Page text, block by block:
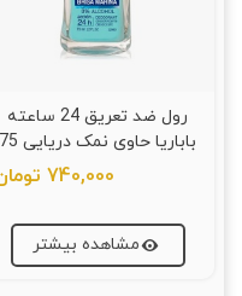
رول ضد تعریق 24 ساعته
باباریا حاوی نمک دریایی 75
میلی لیتر
740,000 تومان
مشاهده بیشتر